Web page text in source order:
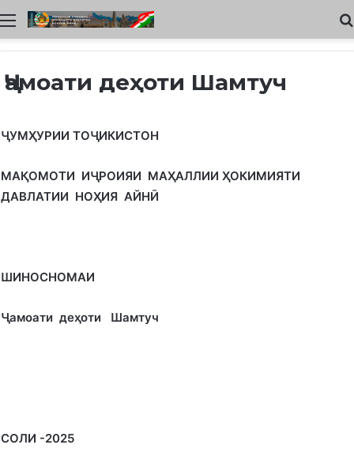
Меню
Ҷамоати деҳоти Шамтуч
ҶУМҲУРИИ ТОҶИКИСТОН
МАҚОМОТИ ИҶРОИЯИ МАҲАЛЛИИ ҲОКИМИЯТИ
ДАВЛАТИИ НОҲИЯ АЙНӢ
ШИНОСНОМАИ
Ҷамоати деҳоти Шамтуч
СОЛИ -2025